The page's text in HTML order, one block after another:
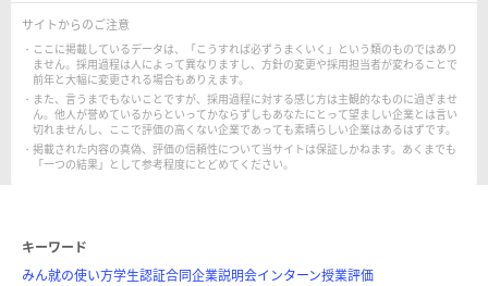
サイトからのご注意
ここに掲載しているデータは、「こうすれば必ずうまくいく」という類のものではあり
ません。採用過程は人によって異なりますし、方針の変更や採用担当者が変わることで
前年と大幅に変更される場合もありえます。
また、言うまでもないことですが、採用過程に対する感じ方は主観的なものに過ぎませ
ん。他人が誉めているからといってかならずしもあなたにとって望ましい企業とは言い
切れませんし、ここで評価の高くない企業であっても素晴らしい企業はあるはずです。
掲載された内容の真偽、評価の信頼性について当サイトは保証しかねます。あくまでも
「一つの結果」として参考程度にとどめてください。
キーワード
みん就の使い方学生認証合同企業説明会インターン授業評価